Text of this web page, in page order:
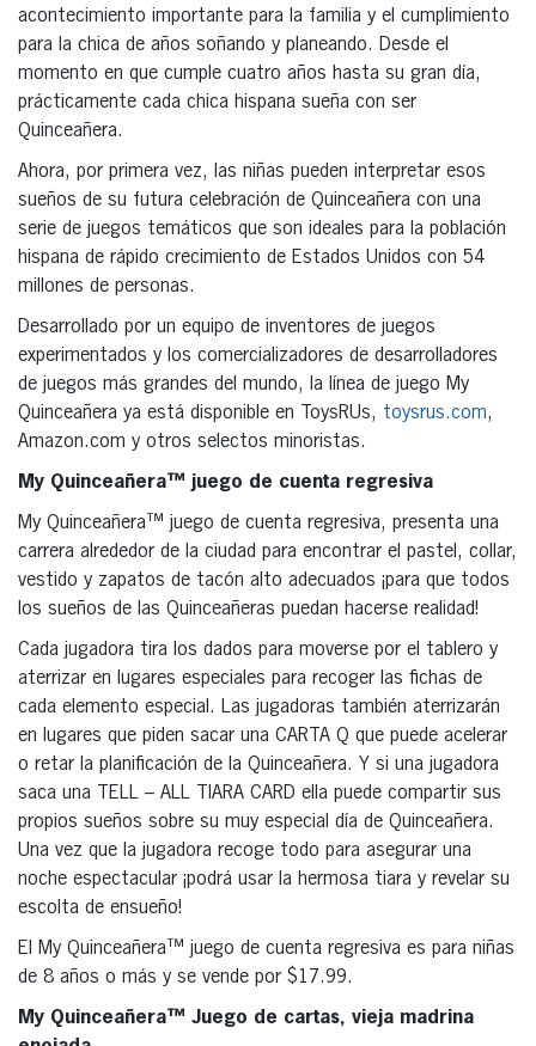
acontecimiento importante para la familia y el cumplimiento
para la chica de años soñando y planeando. Desde el
momento en que cumple cuatro años hasta su gran día,
prácticamente cada chica hispana sueña con ser
Quinceañera.
Ahora, por primera vez, las niñas pueden interpretar esos
sueños de su futura celebración de Quinceañera con una
serie de juegos temáticos que son ideales para la población
hispana de rápido crecimiento de Estados Unidos con 54
millones de personas.
Desarrollado por un equipo de inventores de juegos
experimentados y los comercializadores de desarrolladores
de juegos más grandes del mundo, la línea de juego My
Quinceañera ya está disponible en ToysRUs, toysrus.com,
Amazon.com y otros selectos minoristas.
My Quinceañera™ juego de cuenta regresiva
My Quinceañera™ juego de cuenta regresiva, presenta una
carrera alrededor de la ciudad para encontrar el pastel, collar,
vestido y zapatos de tacón alto adecuados ¡para que todos
los sueños de las Quinceañeras puedan hacerse realidad!
Cada jugadora tira los dados para moverse por el tablero y
aterrizar en lugares especiales para recoger las fichas de
cada elemento especial. Las jugadoras también aterrizarán
en lugares que piden sacar una CARTA Q que puede acelerar
o retar la planificación de la Quinceañera. Y si una jugadora
saca una TELL – ALL TIARA CARD ella puede compartir sus
propios sueños sobre su muy especial día de Quinceañera.
Una vez que la jugadora recoge todo para asegurar una
noche espectacular ¡podrá usar la hermosa tiara y revelar su
escolta de ensueño!
El My Quinceañera™ juego de cuenta regresiva es para niñas
de 8 años o más y se vende por $17.99.
My Quinceañera™ Juego de cartas, vieja madrina